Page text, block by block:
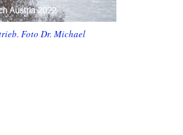
Foto Dr. Michael